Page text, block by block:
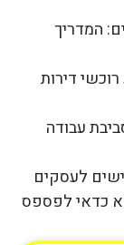
המדריך
דירות
עבודה
לעסקים